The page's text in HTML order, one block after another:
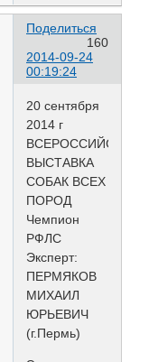
Поделиться
160
2014-09-24
00:19:24
20 сентября
2014 г
ВСЕРОССИЙСКАЯ
ВЫСТАВКА
СОБАК ВСЕХ
ПОРОД
Чемпион
РФЛС
Эксперт:
ПЕРМЯКОВ
МИХАИЛ
ЮРЬЕВИЧ
(г.Пермь)